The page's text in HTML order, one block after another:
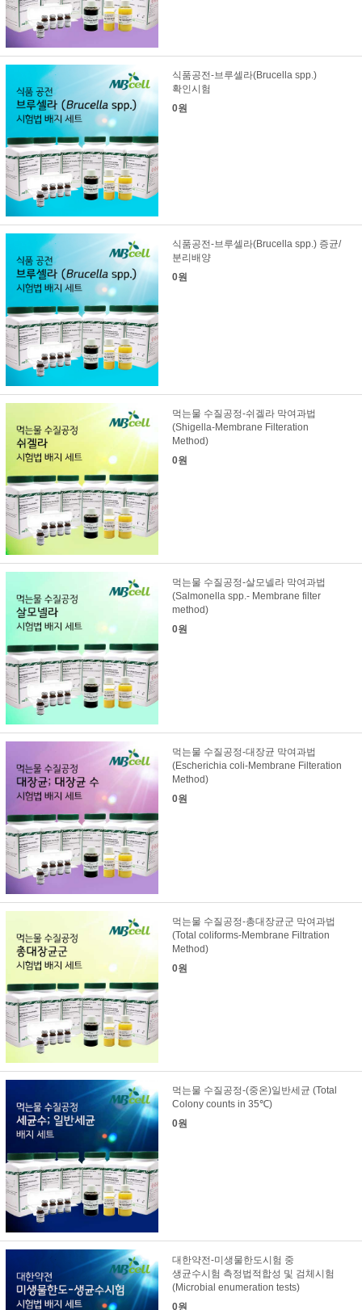
식품공전-브루셀라(Brucella spp.)
확인시험
0원
식품공전-브루셀라(Brucella spp.) 증균/
분리배양
0원
먹는물 수질공정-쉬겔라 막여과법
(Shigella-Membrane Filteration
Method)
0원
먹는물 수질공정-살모넬라 막여과법
(Salmonella spp.- Membrane filter
method)
0원
먹는물 수질공정-대장균 막여과법
(Escherichia coli-Membrane Filteration
Method)
0원
먹는물 수질공정-총대장균군 막여과법
(Total coliforms-Membrane Filtration
Method)
0원
먹는물 수질공정-(중온)일반세균 (Total
Colony counts in 35℃)
0원
대한약전-미생물한도시험 중
생균수시험 측정법적합성 및 검체시험
(Microbial enumeration tests)
0원